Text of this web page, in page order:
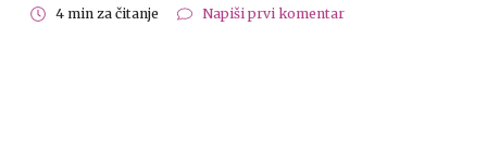
4 min za čitanje Napiši prvi komentar